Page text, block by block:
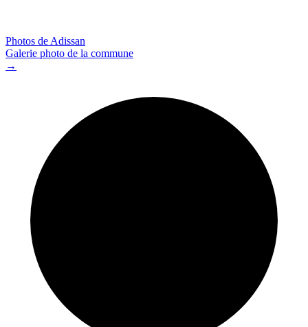
Photos de Adissan
Galerie photo de la commune
→